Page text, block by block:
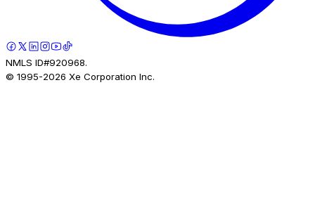
NMLS ID#920968.
© 1995-2026 Xe Corporation Inc.